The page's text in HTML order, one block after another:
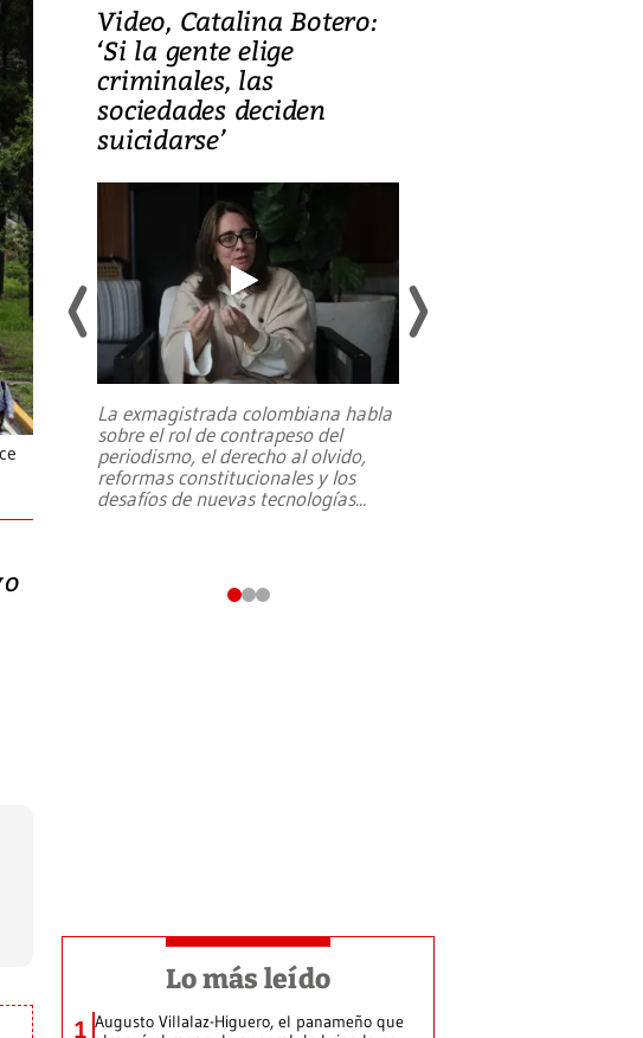
Video, Catalina Botero:
‘Si la gente elige
criminales, las
sociedades deciden
suicidarse’
La exmagistrada colombiana habla
sobre el rol de contrapeso del
periodismo, el derecho al olvido,
reformas constitucionales y los
desafíos de nuevas tecnologías...
Lo más leído
1 Augusto Villalaz-Higuero, el panameño que